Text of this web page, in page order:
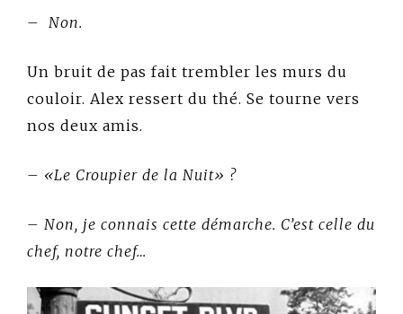
– Non.
Un bruit de pas fait trembler les murs du
couloir. Alex ressert du thé. Se tourne vers
nos deux amis.
– «Le Croupier de la Nuit» ?
– Non, je connais cette démarche. C’est celle du
chef, notre chef…